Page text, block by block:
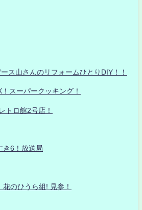
ス山さんのリフォームひとりDIY！！
スーパークッキング！
トロ館2号店！
き6！放送局
のひうら組! 見参！